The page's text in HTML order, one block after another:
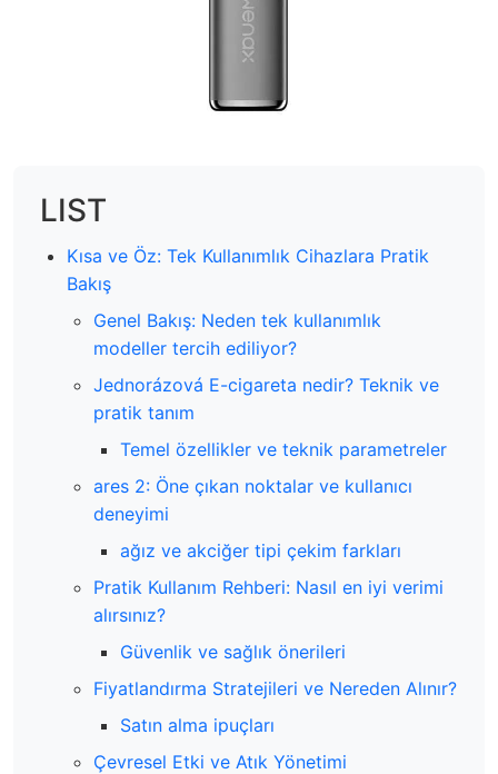
LIST
Kısa ve Öz: Tek Kullanımlık Cihazlara Pratik
Bakış
Genel Bakış: Neden tek kullanımlık
modeller tercih ediliyor?
Jednorázová E-cigareta nedir? Teknik ve
pratik tanım
Temel özellikler ve teknik parametreler
ares 2: Öne çıkan noktalar ve kullanıcı
deneyimi
ağız ve akciğer tipi çekim farkları
Pratik Kullanım Rehberi: Nasıl en iyi verimi
alırsınız?
Güvenlik ve sağlık önerileri
Fiyatlandırma Stratejileri ve Nereden Alınır?
Satın alma ipuçları
Çevresel Etki ve Atık Yönetimi